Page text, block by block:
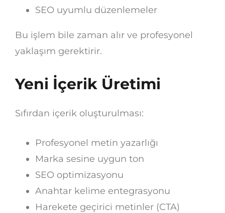
SEO uyumlu düzenlemeler
Bu işlem bile zaman alır ve profesyonel
yaklaşım gerektirir.
Yeni İçerik Üretimi
Sıfırdan içerik oluşturulması:
Profesyonel metin yazarlığı
Marka sesine uygun ton
SEO optimizasyonu
Anahtar kelime entegrasyonu
Harekete geçirici metinler (CTA)